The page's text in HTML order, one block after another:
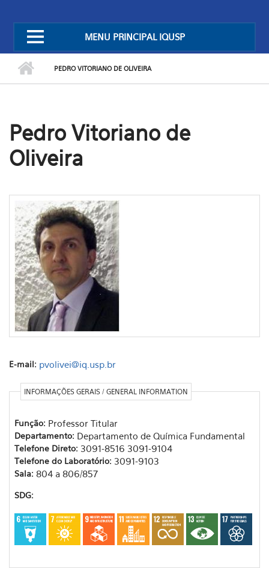
MENU PRINCIPAL IQUSP
PEDRO VITORIANO DE OLIVEIRA
Pedro Vitoriano de
Oliveira
E-mail: pvolivei@iq.usp.br
INFORMAÇÕES GERAIS / GENERAL INFORMATION
Função: Professor Titular
Departamento: Departamento de Química Fundamental
Telefone Direto: 3091-8516 3091-9104
Telefone do Laboratório: 3091-9103
Sala: 804 a 806/857
SDG: